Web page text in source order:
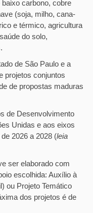
carbono, cobre
(soja, milho, cana-
e térmico, agricultura
do solo,
de São Paulo e a
projetos conjuntos
de propostas maduras
de Desenvolvimento
Unidas e aos eixos
2026 a 2028 (leia
ser elaborado com
escolhida: Auxílio à
ou Projeto Temático
dos projetos é de